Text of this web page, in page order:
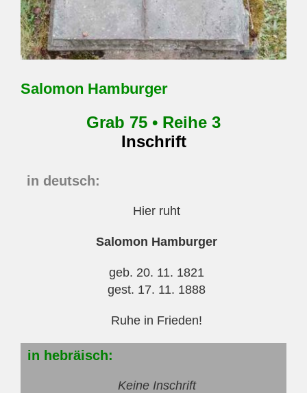
Salomon Hamburger
Grab 75 • Reihe 3
Inschrift
in deutsch:
Hier ruht
Salomon Hamburger
geb. 20. 11. 1821
gest. 17. 11. 1888
Ruhe in Frieden!
in hebräisch:
Keine Inschrift